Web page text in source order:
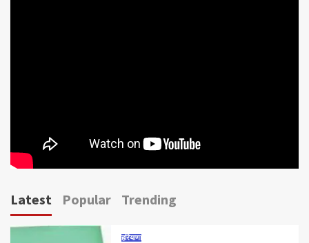
Latest Popular Trending
हरियाणा